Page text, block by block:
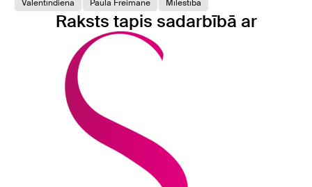
Valentīndiena Paula Freimane Mīlestība
Raksts tapis sadarbībā ar